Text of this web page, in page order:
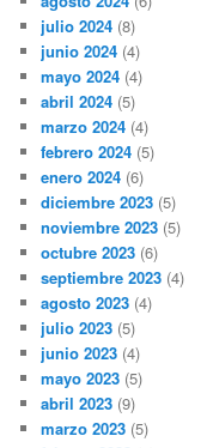
julio 2024 (8)
junio 2024 (4)
mayo 2024 (4)
abril 2024 (5)
marzo 2024 (4)
febrero 2024 (5)
enero 2024 (6)
diciembre 2023 (5)
noviembre 2023 (5)
octubre 2023 (6)
septiembre 2023 (4)
agosto 2023 (4)
julio 2023 (5)
junio 2023 (4)
mayo 2023 (5)
abril 2023 (9)
marzo 2023 (5)